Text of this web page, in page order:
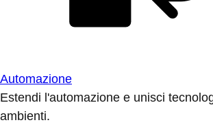
Automazione
Estendi l'automazione e unisci
ambienti.